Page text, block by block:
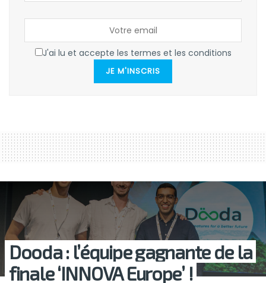
J'ai lu et accepte les termes et les conditions
JE M'INSCRIS
Dooda : l’équipe gagnante de la
finale ‘INNOVA Europe’ !